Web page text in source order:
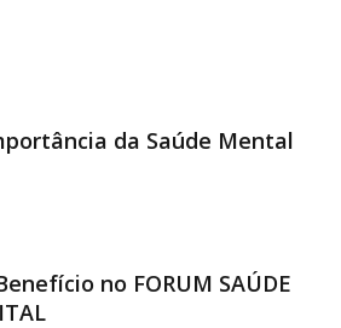
da Saúde Mental
no FORUM SAÚDE